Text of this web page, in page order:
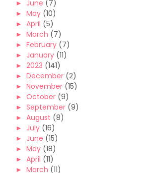
► June (7)
► May (10)
► April (5)
► March (7)
► February (7)
► January (11)
► 2023 (141)
► December (2)
► November (15)
► October (9)
► September (9)
► August (8)
► July (16)
► June (15)
► May (18)
► April (11)
► March (11)